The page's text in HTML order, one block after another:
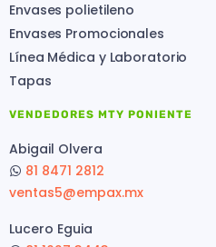
Envases polietileno
Envases Promocionales
Línea Médica y Laboratorio
Tapas
VENDEDORES MTY PONIENTE
Abigail Olvera
81 8471 2812
ventas5@empax.mx
Lucero Eguia